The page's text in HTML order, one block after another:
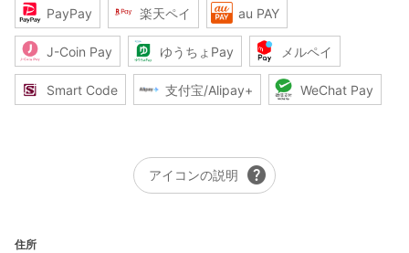
PayPay 楽天ペイ au PAY
J-Coin Pay ゆうちょPay メルペイ
Smart Code 支付宝/Alipay+ WeChat Pay
アイコンの説明 help
住所